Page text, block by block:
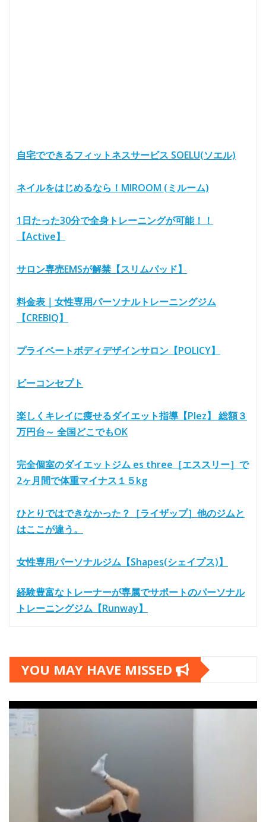
自宅でできるフィットネスサービス SOELU(ソエル)
ネイルをはじめるなら！MIROOM (ミルーム)
1日たった30分で全身トレーニングが可能！！
【Active】
サロン専売EMSが解禁【スリムパッド】
料金表｜女性専用パーソナルトレーニングジム
【CREBIQ】
プライベートボディデザインサロン【POLICY】
ビーコンセプト
楽しくキレイに痩せるダイエット指導【Plez】 総額３
万円台～ 全国どこでもOK
完全個室のダイエットジム es three［エススリー］で
2ヶ月間で体重マイナス１５kg
ひとりではできなかった？［ライザップ］他のジムと
はここが違う。
女性専用パーソナルジム【Shapes(シェイプス)】
経験豊富なトレーナーが専属でサポートのパーソナル
トレーニングジム【Runway】
YOU MAY HAVE MISSED